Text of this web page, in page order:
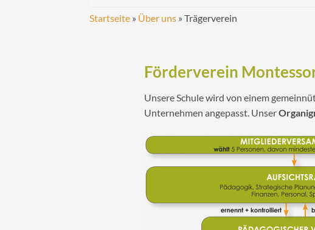
Startseite » Über uns » Trägerverein
Förderverein
Unsere Schule wird von einem
Unternehmen angepasst. Unser